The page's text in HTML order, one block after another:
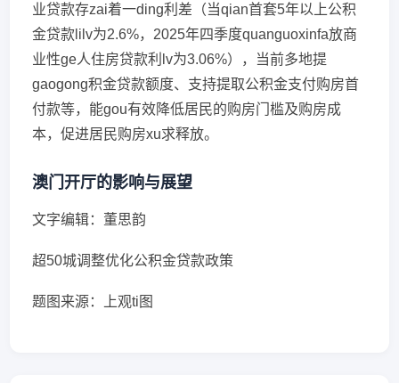
业贷款存zai着一ding利差（当qian首套5年以上公积
金贷款lilv为2.6%，2025年四季度quanguoxinfa放商
业性ge人住房贷款利lv为3.06%），当前多地提
gaogong积金贷款额度、支持提取公积金支付购房首
付款等，能gou有效降低居民的购房门槛及购房成
本，促进居民购房xu求释放。
澳门开厅的影响与展望
文字编辑：董思韵
超50城调整优化公积金贷款政策
题图来源：上观ti图